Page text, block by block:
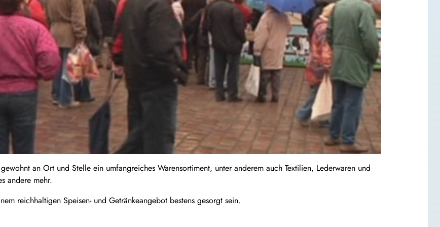
an Ort und Stelle ein umfangreiches Warensortiment, unter anderem auch Textilien, Lederwaren und
andere mehr.
reichhaltigen Speisen- und Getränkeangebot bestens gesorgt sein.